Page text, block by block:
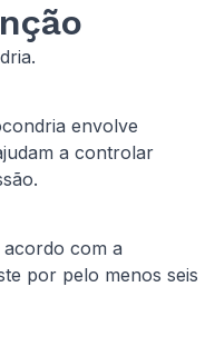
envolve
a controlar
com a
por pelo menos seis